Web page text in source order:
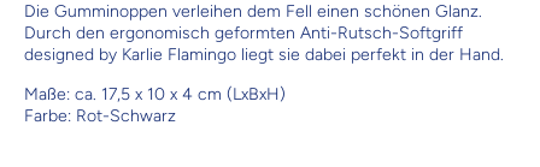
Die Gumminoppen verleihen dem Fell einen schönen Glanz.
Durch den ergonomisch geformten Anti-Rutsch-Softgriff
designed by Karlie Flamingo liegt sie dabei perfekt in der Hand.
Maße: ca. 17,5 x 10 x 4 cm (LxBxH)
Farbe: Rot-Schwarz